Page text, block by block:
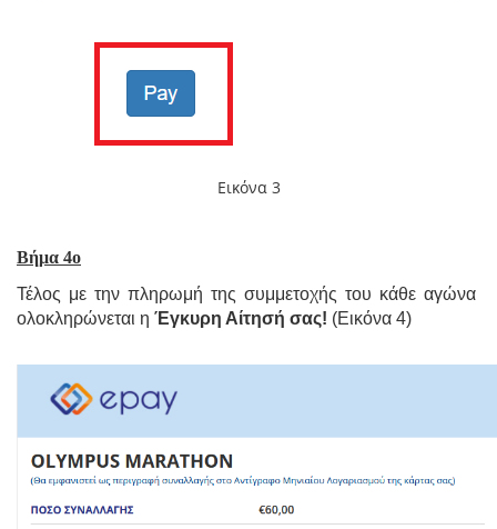
Εικόνα 3
Βήμα 4ο
Τέλος με την πληρωμή της συμμετοχής του κάθε αγώνα
ολοκληρώνεται η Έγκυρη Αίτησή σας! (Εικόνα 4)